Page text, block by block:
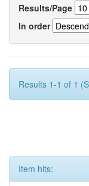
Results/Page
In order
Results 1-1 of 1
Item hits: